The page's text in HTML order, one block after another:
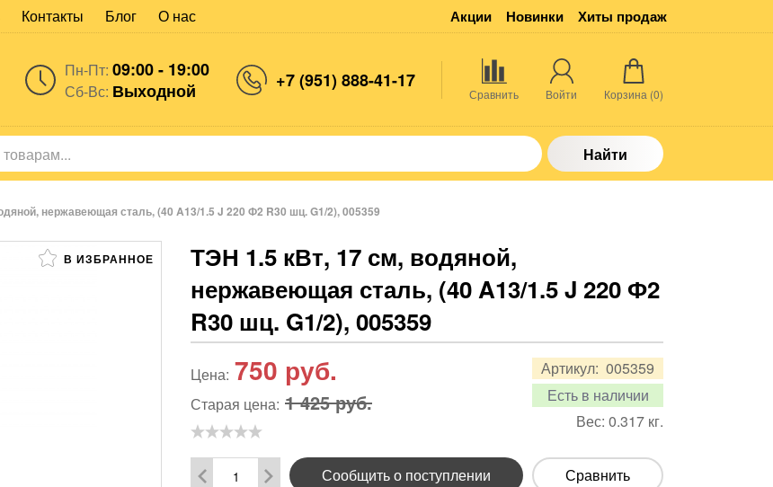
Контакты Блог О нас Акции Новинки Хиты продаж
Пн-Пт: 09:00 - 19:00
Сб-Вс: Выходной +7 (951) 888-41-17
Сравнить Войти Корзина (0)
Найти
нержавеющая сталь, (40 A13/1.5 J 220 Ф2 R30 шц. G1/2), 005359
В ИЗБРАННОЕ
ТЭН 1.5 кВт, 17 см, водяной,
нержавеющая сталь, (40 A13/1.5 J 220 Ф2
R30 шц. G1/2), 005359
Артикул: 005359
Есть в наличии
Вес: 0.317 кг.
Цена: 750 руб.
Старая цена: 1 425 руб.
Сообщить о поступлении Сравнить